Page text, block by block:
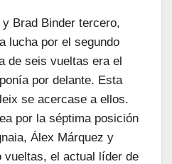
Brad Binder tercero,
lucha por el segundo
de seis vueltas era el
por delante. Esta
se acercase a ellos.
por la séptima posición
Álex Márquez y
vueltas, el actual líder de